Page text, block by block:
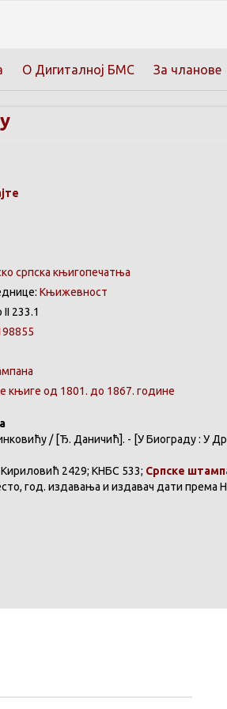
О Дигиталној БМС За чланове
српска књигопечатња
Књижевност
233.1
књиге од 1801. до 1867. године
/ [Ђ. Даничић]. - [УБиограду: У
Кириловић 2429; КНБС 533; Српске
, год. издавања и издавач дати према